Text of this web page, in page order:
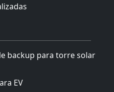
backup para torre solar
EV